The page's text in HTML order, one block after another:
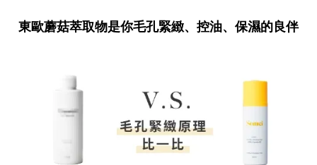
東歐蘑菇萃取物是你毛孔緊緻、控油、保濕的良伴